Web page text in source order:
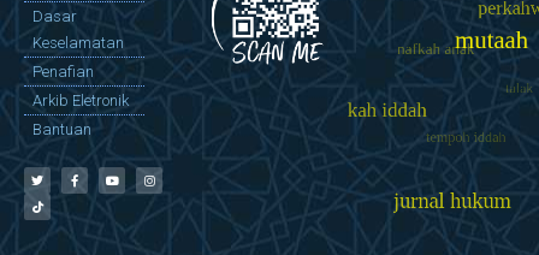
Dasar
Keselamatan
Penafian
Arkib Eletronik
Bantuan